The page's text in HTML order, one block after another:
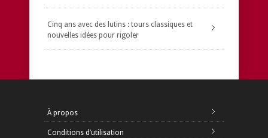
Cinq ans avec des lutins : tours classiques et
nouvelles idées pour rigoler
À propos
Conditions d’utilisation